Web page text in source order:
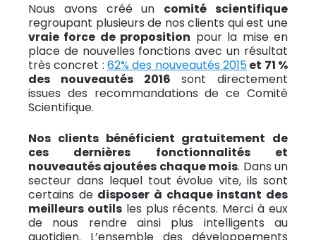
Nous avons créé un comité scientifique
regroupant plusieurs de nos clients qui est une
vraie force de proposition pour la mise en
place de nouvelles fonctions avec un résultat
très concret : 62% des nouveautés 2015et 71 %
des nouveautés 2016 sont directement
issues des recommandations de ce Comité
Scientifique.
Nos clients bénéficient gratuitement de
ces dernières fonctionnalités et
nouveautés ajoutées chaque mois. Dans un
secteur dans lequel tout évolue vite, ils sont
certains de disposer à chaque instant des
meilleurs outilsles plus récents. Merci à eux
de nous rendre ainsi plus intelligents au